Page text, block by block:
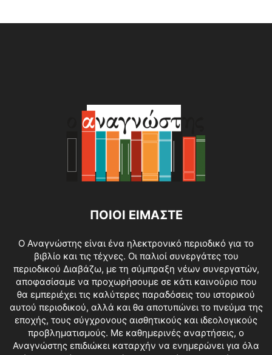
ΠΟΙΟΙ ΕΙΜΑΣΤΕ
O Αναγνώστης είναι ένα ηλεκτρονικό περιοδικό για το
βιβλίο και τις τέχνες. Οι παλιοί συνεργάτες του
περιοδικού Διαβάζω, με τη σύμπραξη νέων συνεργατών,
αποφασίσαμε να προχωρήσουμε σε κάτι καινούριο που
θα εμπεριέχει τις καλύτερες παραδόσεις του ιστορικού
αυτού περιοδικού, αλλά και θα αποτυπώνει το πνεύμα της
εποχής, τους σύγχρονους αισθητικούς και ιδεολογικούς
προβληματισμούς. Με καθημερινές αναρτήσεις, ο
Αναγνώστης επιδιώκει καταρχήν να ενημερώνει για όλα